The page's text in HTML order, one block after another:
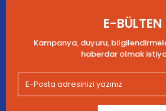
E-BÜLTEN
Kampanya, duyuru,
haberdar olmak